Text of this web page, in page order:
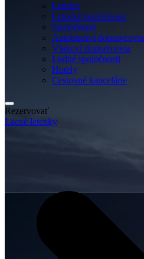
Letisko
Letecké spoločnosti
Spoločnosti
Autobusoví dopravcovia
Vlakoví dopravcovia
Lodné spoločnosti
Hotely
Cestovné kancelárie
Rezervovať
Lacné letenky